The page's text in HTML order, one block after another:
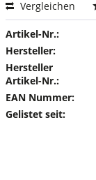
Vergleichen
Artikel-Nr.:
Hersteller:
Hersteller
Artikel-Nr.:
EAN Nummer:
Gelistet seit: